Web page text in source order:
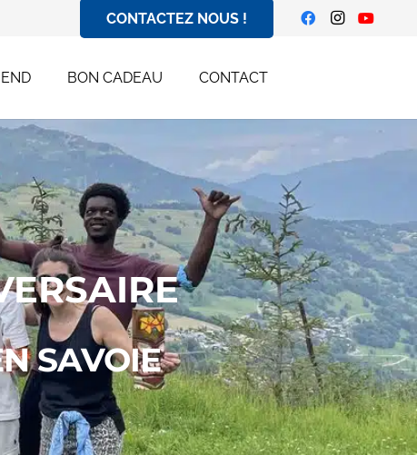
CONTACTEZ NOUS !
BON CADEAU CONTACT
SAVOIE